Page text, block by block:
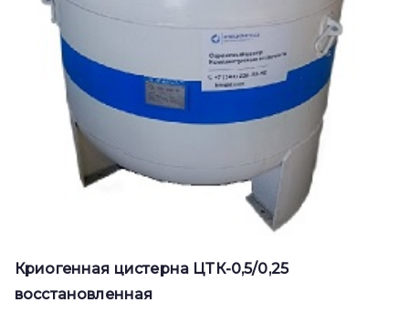
Криогенная цистерна ЦТК-0,5/0,25
восстановленная